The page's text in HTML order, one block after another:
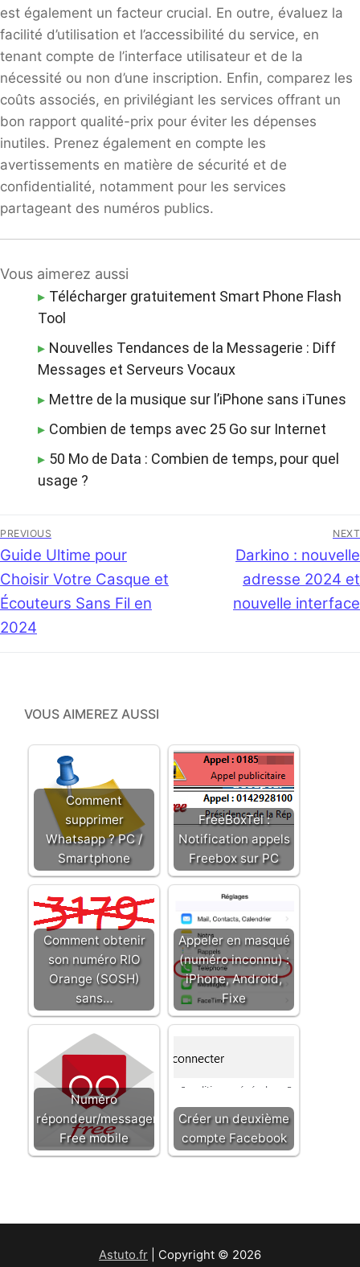
est également un facteur crucial. En outre, évaluez la
facilité d’utilisation et l’accessibilité du service, en
tenant compte de l’interface utilisateur et de la
nécessité ou non d’une inscription. Enfin, comparez les
coûts associés, en privilégiant les services offrant un
bon rapport qualité-prix pour éviter les dépenses
inutiles. Prenez également en compte les
avertissements en matière de sécurité et de
confidentialité, notamment pour les services
partageant des numéros publics.
Vous aimerez aussi
Télécharger gratuitement Smart Phone Flash
Tool
Nouvelles Tendances de la Messagerie : Diff
Messages et Serveurs Vocaux
Mettre de la musique sur l’iPhone sans iTunes
Combien de temps avec 25 Go sur Internet
50 Mo de Data : Combien de temps, pour quel
usage ?
Navigation
de
l’article
PREVIOUS
Previous
post:
Guide Ultime pour
Choisir Votre Casque et
Écouteurs Sans Fil en
2024
NEXT
Next
post:
Darkino : nouvelle
adresse 2024 et
nouvelle interface
VOUS AIMEREZ AUSSI
Comment
supprimer
Whatsapp ? PC /
Smartphone
FreeBoxTel :
Notification appels
Freebox sur PC
Comment obtenir
son numéro RIO
Orange (SOSH)
sans…
Appeler en masqué
(numéro inconnu) :
iPhone, Android,
Fixe
Numéro
répondeur/messagerie
Free mobile
Créer un deuxième
compte Facebook
Astuto.fr | Copyright © 2026